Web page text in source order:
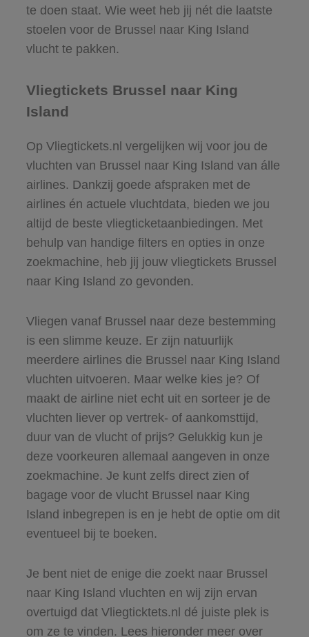
te doen staat. Wie weet heb jij nét die laatste
stoelen voor de Brussel naar King Island
vlucht te pakken.
Vliegtickets Brussel naar King
Island
Op Vliegtickets.nl vergelijken wij voor jou de
vluchten van Brussel naar King Island van álle
airlines. Dankzij goede afspraken met de
airlines én actuele vluchtdata, bieden we jou
altijd de beste vliegticketaanbiedingen. Met
behulp van handige filters en opties in onze
zoekmachine, heb jij jouw vliegtickets Brussel
naar King Island zo gevonden.
Vliegen vanaf Brussel naar deze bestemming
is een slimme keuze. Er zijn natuurlijk
meerdere airlines die Brussel naar King Island
vluchten uitvoeren. Maar welke kies je? Of
maakt de airline niet echt uit en sorteer je de
vluchten liever op vertrek- of aankomsttijd,
duur van de vlucht of prijs? Gelukkig kun je
deze voorkeuren allemaal aangeven in onze
zoekmachine. Je kunt zelfs direct zien of
bagage voor de vlucht Brussel naar King
Island inbegrepen is en je hebt de optie om dit
eventueel bij te boeken.
Je bent niet de enige die zoekt naar Brussel
naar King Island vluchten en wij zijn ervan
overtuigd dat Vliegticktets.nl dé juiste plek is
om ze te vinden. Lees hieronder meer over